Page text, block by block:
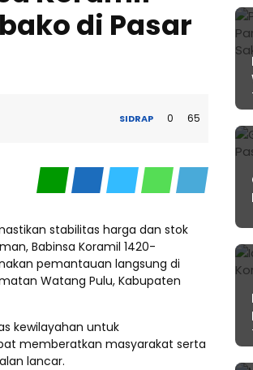
di Pasar
SIDRAP 0 65
stabilitas harga dan stok
Babinsa Koramil 1420-
pemantauan langsung di
Watang Pulu, Kabupaten
kewilayahan untuk
memberatkan masyarakat serta
lancar.